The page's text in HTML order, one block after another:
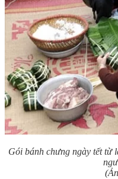
Giỏ hàng
Chưa có sản phẩm
Gói bánh chưng ngày tết từ